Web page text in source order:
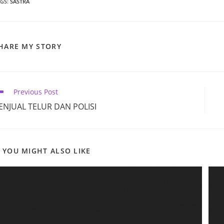
MY STORYSHARE
Previous Post
TELUR DAN POLISI
YOU MIGHT ALSO LIKE